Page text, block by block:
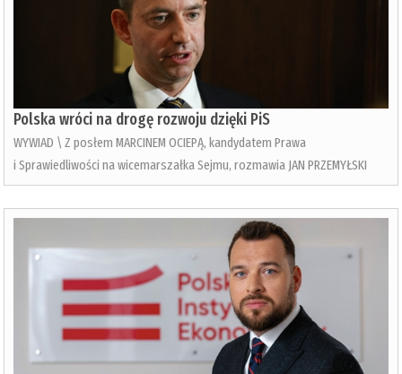
Polska wróci na drogę rozwoju dzięki PiS
WYWIAD \ Z posłem MARCINEM OCIEPĄ, kandydatem Prawa
i Sprawiedliwości na wicemarszałka Sejmu, rozmawia JAN PRZEMYŁSKI